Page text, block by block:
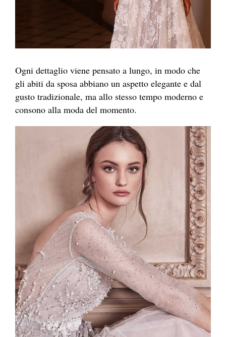
Ogni dettaglio viene pensato a lungo, in modo che
gli abiti da sposa abbiano un aspetto elegante e dal
gusto tradizionale, ma allo stesso tempo moderno e
consono alla moda del momento.